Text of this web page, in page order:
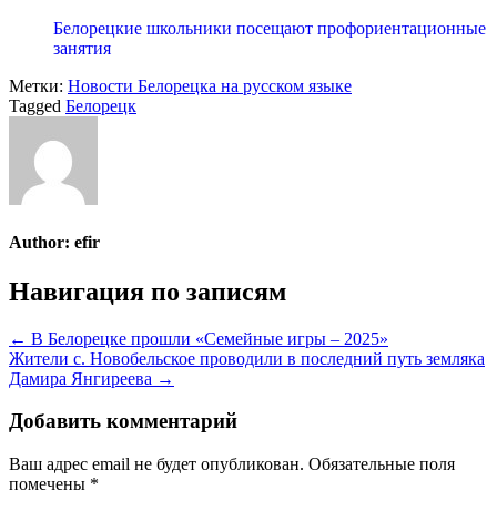
Белорецкие школьники посещают профориентационные
занятия
Метки: Новости Белорецка на русском языке
Tagged Белорецк
Author: efir
Навигация по записям
← В Белорецке прошли «Семейные игры – 2025»
Жители с. Новобельское проводили в последний путь земляка
Дамира Янгиреева →
Добавить комментарий
Ваш адрес email не будет опубликован. Обязательные поля
помечены *